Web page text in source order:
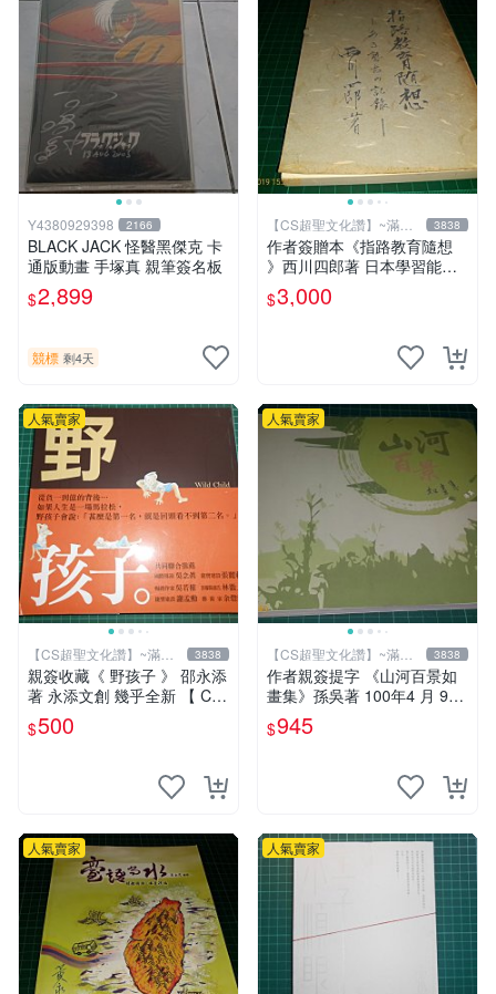
Y4380929398 2166
BLACK JACK 怪醫黑傑克 卡
通版動畫 手塚真 親筆簽名板
$2,899
競標 剩4天
【CS超聖文化讚】~滿千
元送運
3838
作者簽贈本《指路教育隨想
》西川四郎著 日本學習能率
研究會 昭和五十二年【CS超
聖文化讚】
$3,000
人氣賣家
【CS超聖文化讚】~滿千
元送運
3838
親簽收藏《 野孩子 》 邵永添
著 永添文創 幾乎全新 【 CS
超聖文化2讚】
$500
人氣賣家
【CS超聖文化讚】~滿千
元送運
3838
作者親簽提字 《山河百景如
畫集》孫吳著 100年4 月 9成
新 【CS超聖文化讚】
$945
人氣賣家 人氣賣家